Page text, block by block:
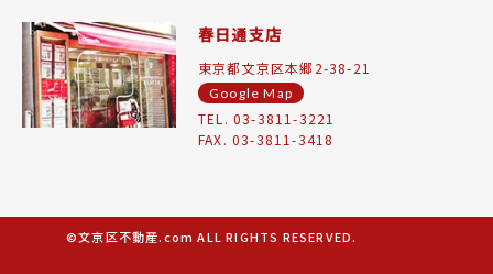
春日通支店
東京都文京区本郷2-38-21
Google Map
TEL. 03-3811-3221
FAX. 03-3811-3418
©文京区不動産.com ALL RIGHTS RESERVED.